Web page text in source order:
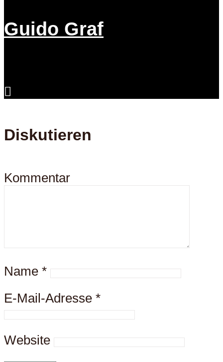
Guido Graf
Diskutieren
Kommentar
Name *
E-Mail-Adresse *
Website